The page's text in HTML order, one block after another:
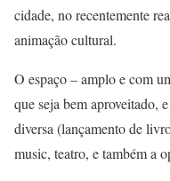
cidade, no recentemente
animação cultural.
O espaço – amplo e com
que seja bem aproveitado,
diversa (lançamento de
music, teatro, e também a